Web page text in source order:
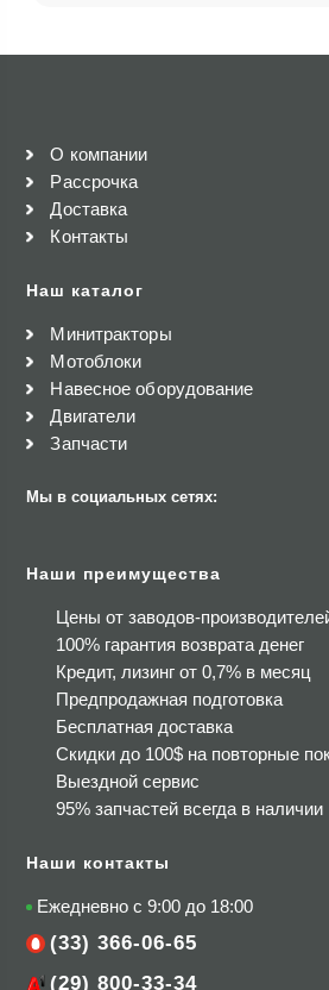
О компании
Рассрочка
Доставка
Контакты
Наш каталог
Минитракторы
Мотоблоки
Навесное оборудование
Двигатели
Запчасти
Мы в социальных сетях:
Наши преимущества
Цены от заводов-
100% гарантия возврата денег
Кредит, лизинг от 0,7% в месяц
Предпродажная подготовка
Бесплатная доставка
Скидки до 100$ на повторные
Выездной сервис
95% запчастей всегда в наличии
Наши контакты
Ежедневно с 9:00 до 18:00
(33) 366-06-65
(29) 800-33-34